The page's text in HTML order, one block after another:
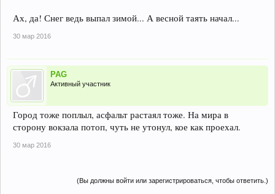
Ах, да! Снег ведь выпал зимой... А весной таять начал...
30 мар 2016
PAG
Активный участник
Город тоже поплыл, асфальт растаял тоже. На мира в
сторону вокзала потоп, чуть не утонул, кое как проехал.
30 мар 2016
(Вы должны войти или зарегистрироваться, чтобы ответить.)